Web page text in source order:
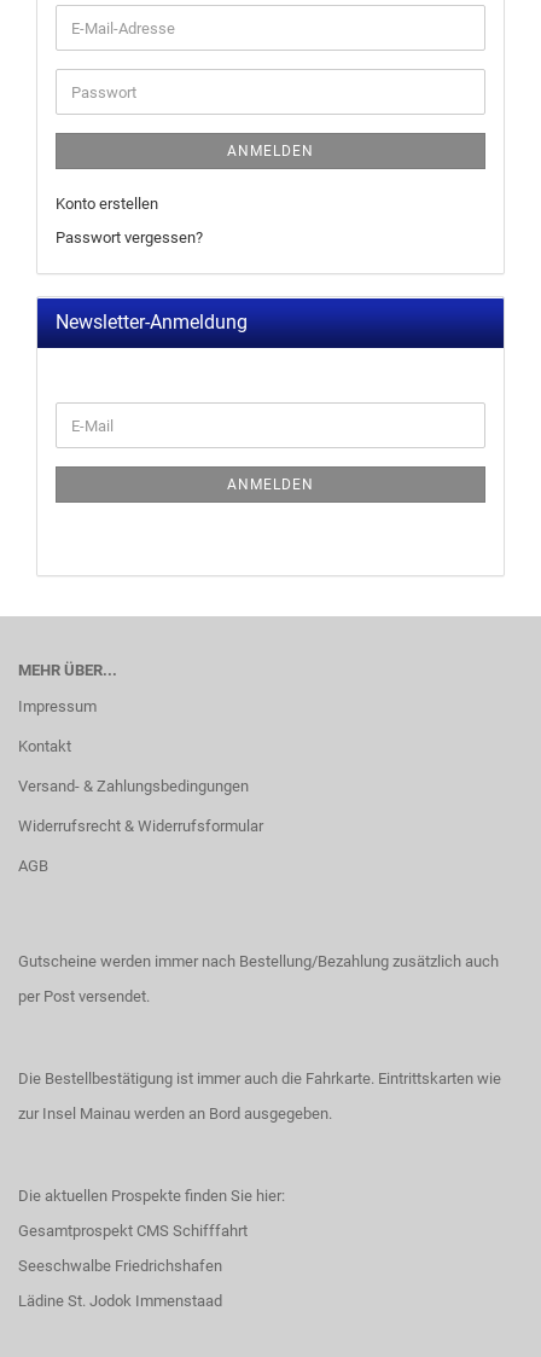
ANMELDEN
Konto erstellen
Passwort vergessen?
Newsletter-Anmeldung
ANMELDEN
MEHR ÜBER...
Impressum
Kontakt
Versand- & Zahlungsbedingungen
Widerrufsrecht & Widerrufsformular
AGB
Gutscheine werden immer nach Bestellung/Bezahlung zusätzlich auch
per Post versendet.
Die Bestellbestätigung ist immer auch die Fahrkarte. Eintrittskarten wie
zur Insel Mainau werden an Bord ausgegeben.
Die aktuellen Prospekte finden Sie hier:
Gesamtprospekt CMS Schifffahrt
Seeschwalbe Friedrichshafen
Lädine St. Jodok Immenstaad